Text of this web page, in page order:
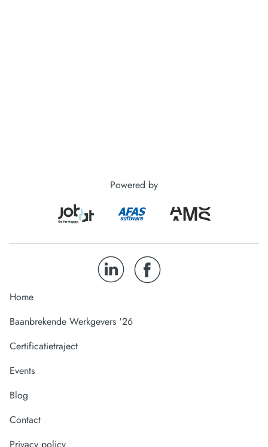
Powered by
Home
Baanbrekende Werkgevers '26
Certificatietraject
Events
Blog
Contact